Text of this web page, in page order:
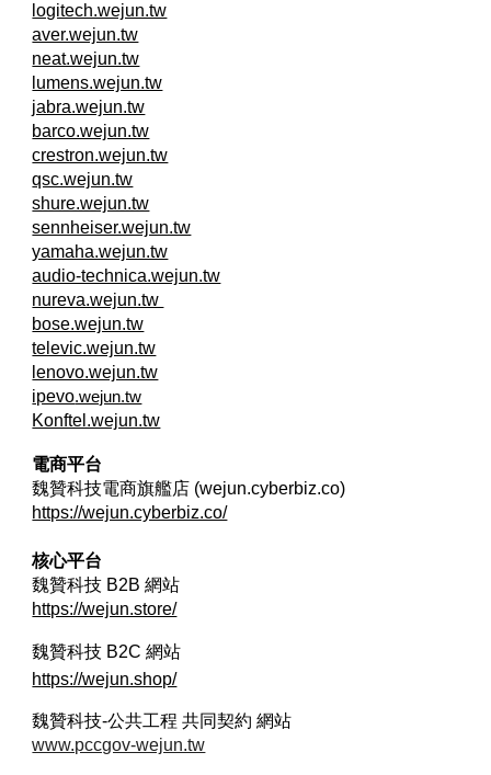
logitech.wejun.tw
aver.wejun.tw
neat.wejun.tw
lumens.wejun.tw
jabra.wejun.tw
barco.wejun.tw
crestron.wejun.tw
qsc.wejun.tw
shure.wejun.tw
sennheiser.wejun.tw
yamaha.wejun.tw
audio-technica.wejun.tw
nureva.wejun.tw
bose.wejun.tw
televic.wejun.tw
lenovo.wejun.tw
ipevo.wejun.tw
Konftel.wejun.tw
電商平台
魏贊科技電商旗艦店 (wejun.cyberbiz.co)
https://wejun.cyberbiz.co/
核心平台
魏贊科技 B2B網站
https://wejun.store/
魏贊科技 B2C網站
https://wejun.shop/
魏贊科技-公共工程 共同契約 網站
www.pccgov-wejun.tw